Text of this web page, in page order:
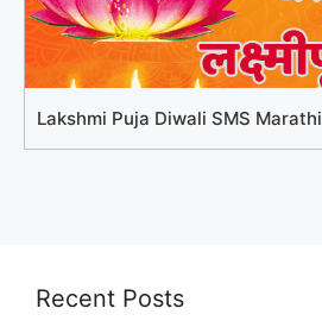
Lakshmi Puja Diwali SMS Marathi
Recent Posts